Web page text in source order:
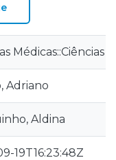
Médicas::Ciências
Adriano
Aldina
19T16:23:48Z